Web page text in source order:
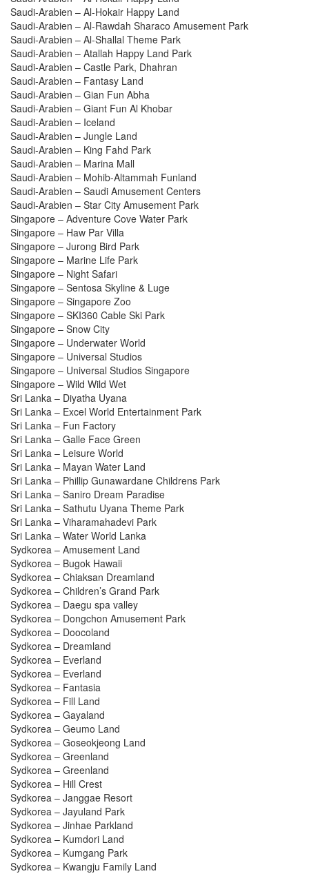
Saudi-Arabien – Al-Hokair Happy Land
Saudi-Arabien – Al-Rawdah Sharaco Amusement Park
Saudi-Arabien – Al-Shallal Theme Park
Saudi-Arabien – Atallah Happy Land Park
Saudi-Arabien – Castle Park, Dhahran
Saudi-Arabien – Fantasy Land
Saudi-Arabien – Gian Fun Abha
Saudi-Arabien – Giant Fun Al Khobar
Saudi-Arabien – Iceland
Saudi-Arabien – Jungle Land
Saudi-Arabien – King Fahd Park
Saudi-Arabien – Marina Mall
Saudi-Arabien – Mohib-Altammah Funland
Saudi-Arabien – Saudi Amusement Centers
Saudi-Arabien – Star City Amusement Park
Singapore – Adventure Cove Water Park
Singapore – Haw Par Villa
Singapore – Jurong Bird Park
Singapore – Marine Life Park
Singapore – Night Safari
Singapore – Sentosa Skyline & Luge
Singapore – Singapore Zoo
Singapore – SKI360 Cable Ski Park
Singapore – Snow City
Singapore – Underwater World
Singapore – Universal Studios
Singapore – Universal Studios Singapore
Singapore – Wild Wild Wet
Sri Lanka – Diyatha Uyana
Sri Lanka – Excel World Entertainment Park
Sri Lanka – Fun Factory
Sri Lanka – Galle Face Green
Sri Lanka – Leisure World
Sri Lanka – Mayan Water Land
Sri Lanka – Phillip Gunawardane Childrens Park
Sri Lanka – Saniro Dream Paradise
Sri Lanka – Sathutu Uyana Theme Park
Sri Lanka – Viharamahadevi Park
Sri Lanka – Water World Lanka
Sydkorea – Amusement Land
Sydkorea – Bugok Hawaii
Sydkorea – Chiaksan Dreamland
Sydkorea – Children’s Grand Park
Sydkorea – Daegu spa valley
Sydkorea – Dongchon Amusement Park
Sydkorea – Doocoland
Sydkorea – Dreamland
Sydkorea – Everland
Sydkorea – Everland
Sydkorea – Fantasia
Sydkorea – Fill Land
Sydkorea – Gayaland
Sydkorea – Geumo Land
Sydkorea – Goseokjeong Land
Sydkorea – Greenland
Sydkorea – Greenland
Sydkorea – Hill Crest
Sydkorea – Janggae Resort
Sydkorea – Jayuland Park
Sydkorea – Jinhae Parkland
Sydkorea – Kumdori Land
Sydkorea – Kumgang Park
Sydkorea – Kwangju Family Land